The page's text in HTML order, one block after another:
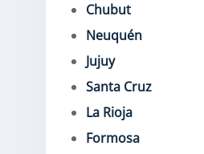
Chubut
Neuquén
Jujuy
Santa Cruz
La Rioja
Formosa